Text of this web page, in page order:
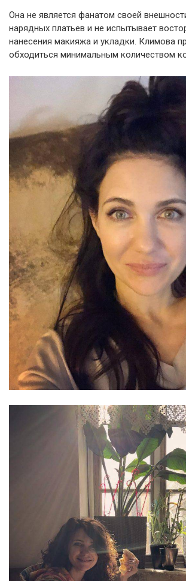
Она не является фанатом своей
нарядных платьев и не испытывает
нанесения макияжа и укладки. Климова
обходиться минимальным количеством